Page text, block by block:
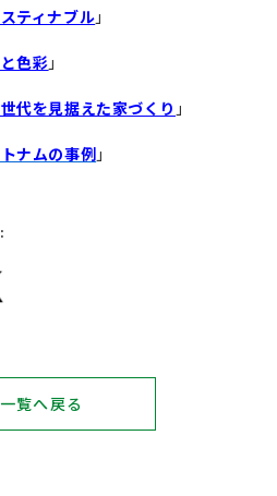
ティナブル」
色彩」
代を見据えた家づくり 」
ナムの事例」
一覧へ戻る